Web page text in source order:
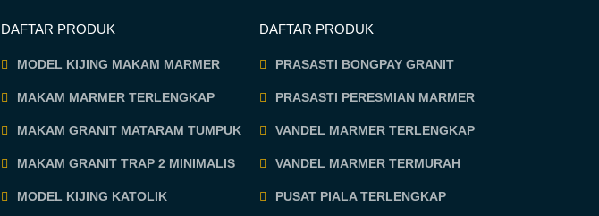
DAFTAR PRODUK
MODEL KIJING MAKAM MARMER
MAKAM MARMER TERLENGKAP
MAKAM GRANIT MATARAM TUMPUK
MAKAM GRANIT TRAP 2 MINIMALIS
MODEL KIJING KATOLIK
DAFTAR PRODUK
PRASASTI BONGPAY GRANIT
PRASASTI PERESMIAN MARMER
VANDEL MARMER TERLENGKAP
VANDEL MARMER TERMURAH
PUSAT PIALA TERLENGKAP